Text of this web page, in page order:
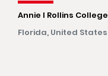
Annie I Rollins College
Florida, United States